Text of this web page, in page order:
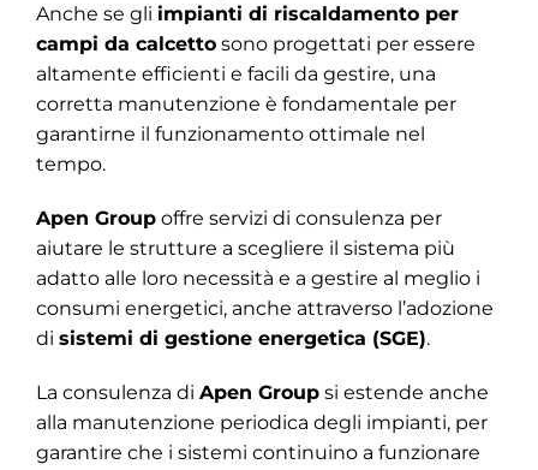
Anche se gli impianti di riscaldamento per
campi da calcettosono progettati per essere
altamente efficienti e facili da gestire, una
corretta manutenzione è fondamentale per
garantirne il funzionamento ottimale nel
tempo.
Apen Groupoffre servizi di consulenza per
aiutare le strutture a scegliere il sistema più
adatto alle loro necessità e a gestire al meglio i
consumi energetici, anche attraverso l’adozione
di sistemi di gestione energetica (SGE).
La consulenza di Apen Groupsi estende anche
alla manutenzione periodica degli impianti, per
garantire che i sistemi continuino a funzionare